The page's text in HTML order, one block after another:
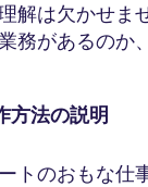
解は欠かせま
務があるのか
方法の説明
トのおもな仕